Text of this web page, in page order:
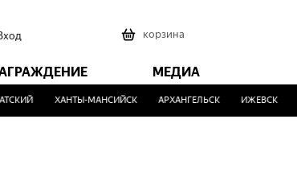
корзина
МЕДИА
ХАНТЫ-МАНСИЙСК АРХАНГЕЛЬСК ИЖЕВСК